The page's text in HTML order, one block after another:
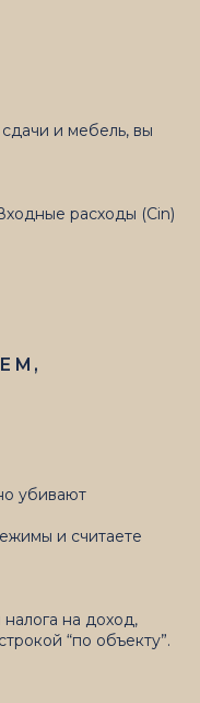
и мебель, вы
расходы (Cin)
убивают
и считаете
на доход,
“по объекту”.